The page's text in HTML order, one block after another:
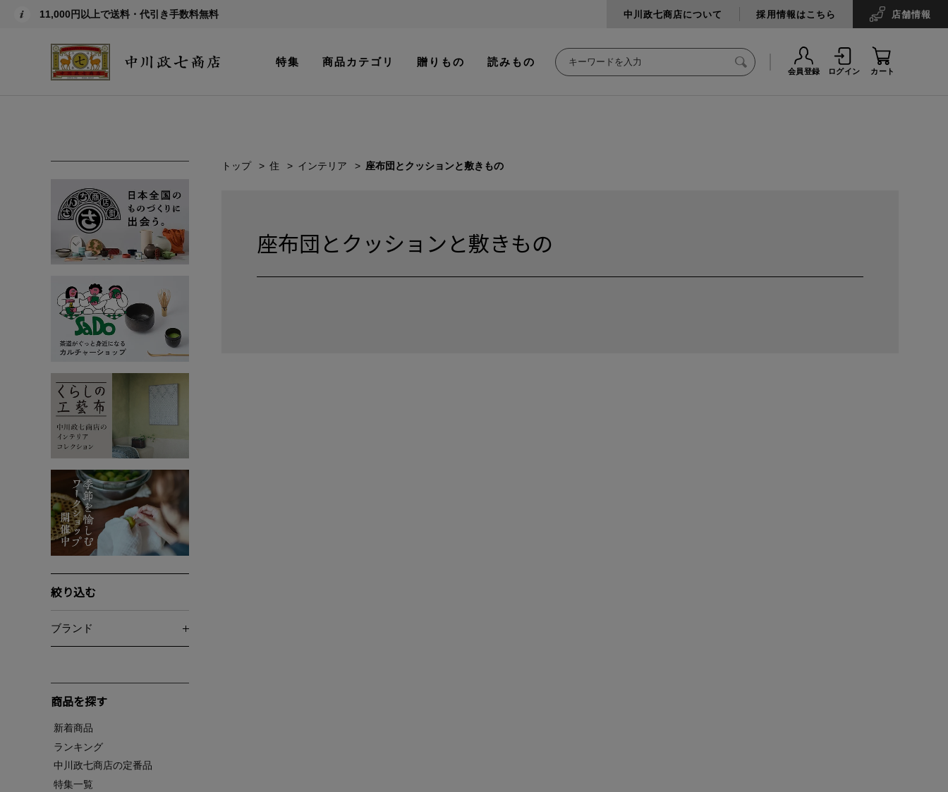
11,000円以上で送料・代引き手数料無料 中川政七商店について 採用情報はこちら 店舗情報
特集 商品カテゴリ 贈りもの 読みもの
会員登録 ログイン カート
絞り込む
ブランド
商品を探す
新着商品
ランキング
中川政七商店の定番品
特集一覧
トップ 住 インテリア 座布団とクッションと敷きもの
座布団とクッションと敷きもの